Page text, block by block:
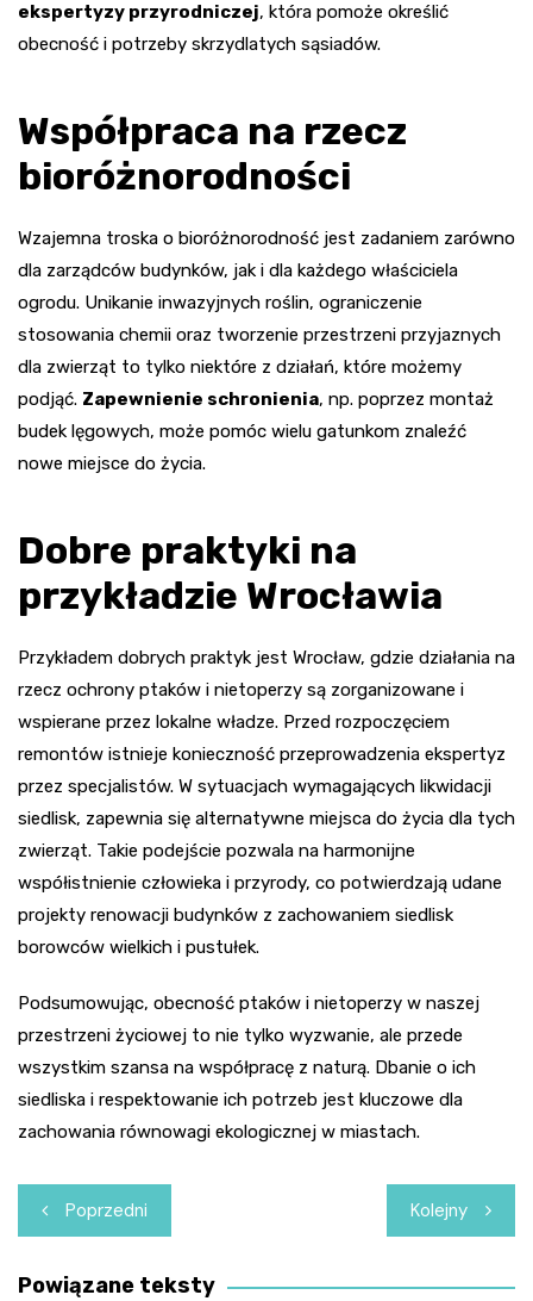
ekspertyzy przyrodniczej, która pomoże określić
obecność i potrzeby skrzydlatych sąsiadów.
Współpraca na rzecz
bioróżnorodności
Wzajemna troska o bioróżnorodność jest zadaniem zarówno
dla zarządców budynków, jak i dla każdego właściciela
ogrodu. Unikanie inwazyjnych roślin, ograniczenie
stosowania chemii oraz tworzenie przestrzeni przyjaznych
dla zwierząt to tylko niektóre z działań, które możemy
podjąć. Zapewnienie schronienia, np. poprzez montaż
budek lęgowych, może pomóc wielu gatunkom znaleźć
nowe miejsce do życia.
Dobre praktyki na
przykładzie Wrocławia
Przykładem dobrych praktyk jest Wrocław, gdzie działania na
rzecz ochrony ptaków i nietoperzy są zorganizowane i
wspierane przez lokalne władze. Przed rozpoczęciem
remontów istnieje konieczność przeprowadzenia ekspertyz
przez specjalistów. W sytuacjach wymagających likwidacji
siedlisk, zapewnia się alternatywne miejsca do życia dla tych
zwierząt. Takie podejście pozwala na harmonijne
współistnienie człowieka i przyrody, co potwierdzają udane
projekty renowacji budynków z zachowaniem siedlisk
borowców wielkich i pustułek.
Podsumowując, obecność ptaków i nietoperzy w naszej
przestrzeni życiowej to nie tylko wyzwanie, ale przede
wszystkim szansa na współpracę z naturą. Dbanie o ich
siedliska i respektowanie ich potrzeb jest kluczowe dla
zachowania równowagi ekologicznej w miastach.
Nawigacja
wpisu
Poprzedni Kolejny
Powiązane teksty